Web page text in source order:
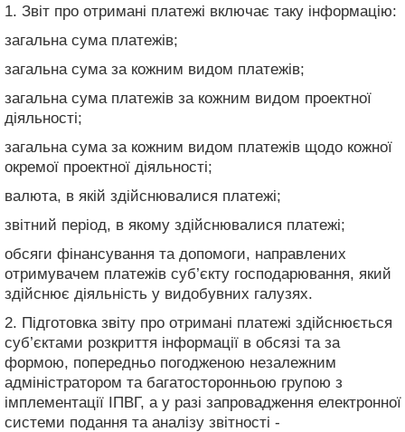
1. Звіт про отримані платежі включає таку інформацію:
загальна сума платежів;
загальна сума за кожним видом платежів;
загальна сума платежів за кожним видом проектної
діяльності;
загальна сума за кожним видом платежів щодо кожної
окремої проектної діяльності;
валюта, в якій здійснювалися платежі;
звітний період, в якому здійснювалися платежі;
обсяги фінансування та допомоги, направлених
отримувачем платежів суб’єкту господарювання, який
здійснює діяльність у видобувних галузях.
2. Підготовка звіту про отримані платежі здійснюється
суб’єктами розкриття інформації в обсязі та за
формою, попередньо погодженою незалежним
адміністратором та багатосторонньою групою з
імплементації ІПВГ, а у разі запровадження електронної
системи подання та аналізу звітності -